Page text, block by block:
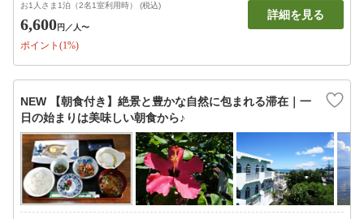
お1人さま1泊（2名1室利用時） (税込)
6,600円 ／人〜
ポイント(1%)
詳細を見る
NEW 【朝食付き】絶景と豊かな自然に包まれる滞在｜一
日の始まりは美味しい朝食から♪